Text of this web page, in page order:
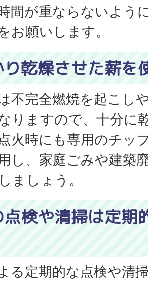
間が重ならないよう
お願いします。
り乾燥させた薪を
不完全燃焼を起こし
りますので、十分に
火時にも専用のチッ
し、家庭ごみや建築
ましょう。
検や清掃は定期
る定期的な点検や清